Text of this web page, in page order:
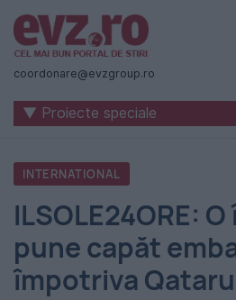
Știri
naționale
internaționale
România
Evenimentul
Zilei
coordonare@evzgroup.ro
▼ Proiecte speciale
INTERNATIONAL
ILSOLE24ORE:
pune capăt
împotriva